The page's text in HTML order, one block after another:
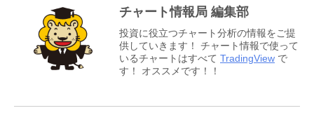
チャート情報局 編集部
投資に役立つチャート分析の情報をご提
供していきます！ チャート情報で使って
いるチャートはすべて TradingView で
す！ オススメです！！